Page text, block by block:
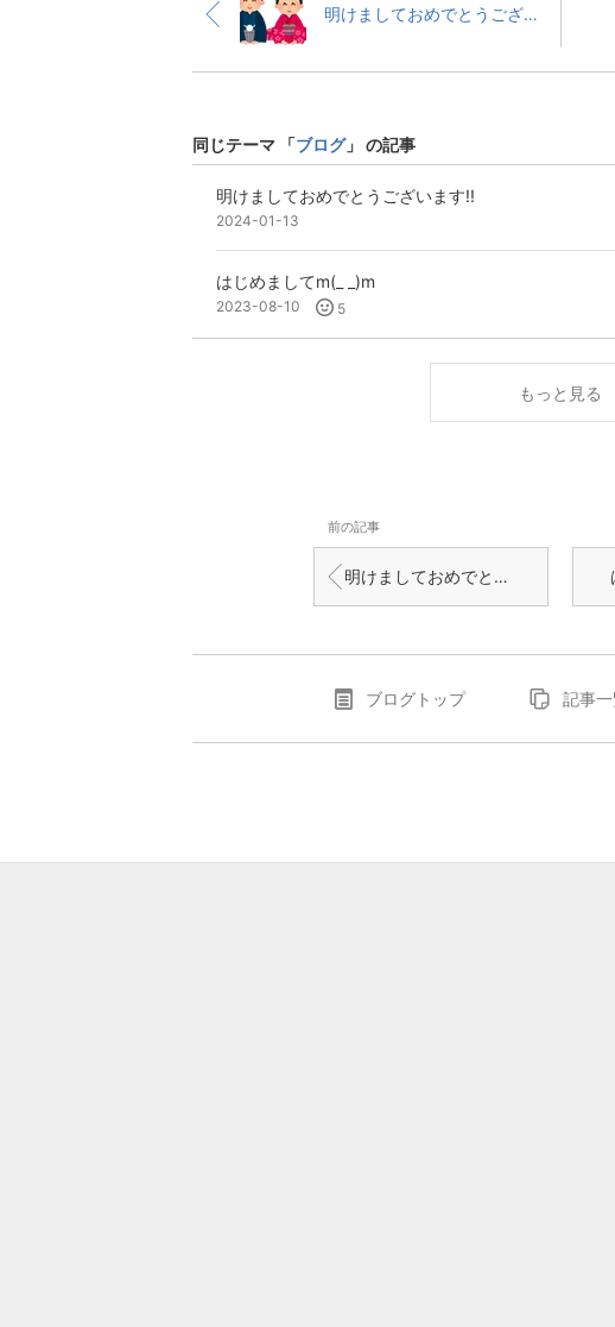
明けましておめでとうございます!!
同じテーマ 「ブログ」 の記事
明けましておめでとうございます!!
2024-01-13
はじめましてm(_ _)m
2023-08-10 5
もっと見る
前の記事
明けましておめでとうございます!!
ブログトップ 記事一